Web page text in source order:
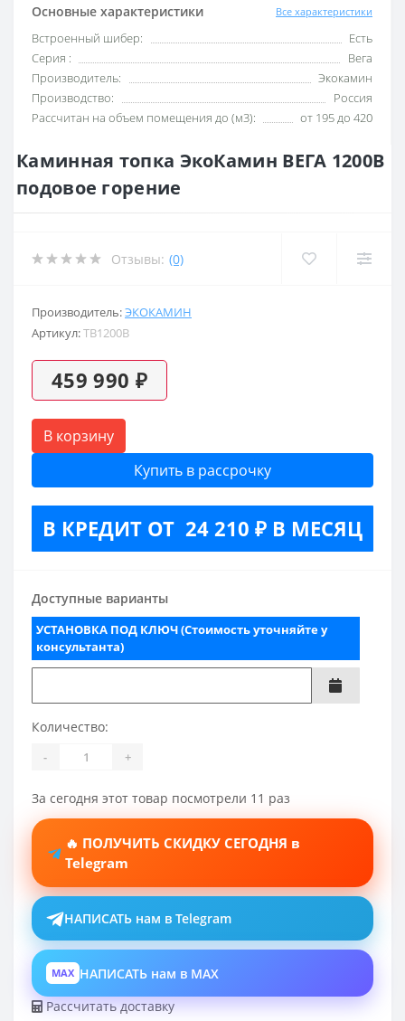
Основные характеристики Все характеристики
Встроенный шибер:
Есть
Серия :
Вега
Производитель:
Экокамин
Производство:
Россия
Рассчитан на объем помещения до (м3):
от 195 до 420
Каминная топка ЭкоКамин ВЕГА 1200B
подовое горение
Отзывы: (0)
Производитель:ЭКОКАМИН
Артикул:TB1200B
459 990 ₽
В корзину
Купить в рассрочку
В КРЕДИТ ОТ 24 210 ₽ В МЕСЯЦ
Доступные варианты
УСТАНОВКА ПОД КЛЮЧ (Стоимость уточняйте у
консультанта)
Количество:
- +
За сегодня этот товар посмотрели 11 раз
🔥 ПОЛУЧИТЬ СКИДКУ СЕГОДНЯ в
Telegram
НАПИСАТЬ нам в Telegram
MAX НАПИСАТЬ нам в MAX
Рассчитать доставку